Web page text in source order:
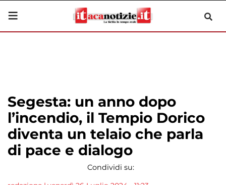
Segesta: un anno dopo
l’incendio, il Tempio Dorico
diventa un telaio che parla
di pace e dialogo
Condividi su: